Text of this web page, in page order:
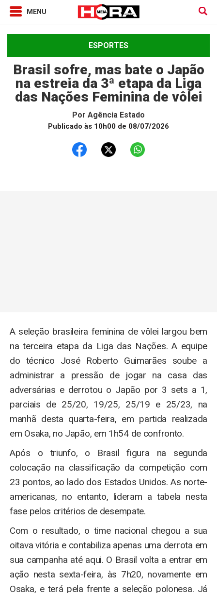
ESPORTES
Brasil sofre, mas bate o Japão
na estreia da 3ª etapa da Liga
das Nações Feminina de vôlei
Por Agência Estado
Publicado às 10h00 de 08/07/2026
A seleção brasileira feminina de vôlei largou bem
na terceira etapa da Liga das Nações. A equipe
do técnico José Roberto Guimarães soube a
administrar a pressão de jogar na casa das
adversárias e derrotou o Japão por 3 sets a 1,
parciais de 25/20, 19/25, 25/19 e 25/23, na
manhã desta quarta-feira, em partida realizada
em Osaka, no Japão, em 1h54 de confronto.
Após o triunfo, o Brasil figura na segunda
colocação na classificação da competição com
23 pontos, ao lado dos Estados Unidos. As norte-
americanas, no entanto, lideram a tabela nesta
fase pelos critérios de desempate.
Com o resultado, o time nacional chegou a sua
oitava vitória e contabiliza apenas uma derrota em
sua campanha até aqui. O Brasil volta a entrar em
ação nesta sexta-feira, às 7h20, novamente em
Osaka, e terá pela frente a seleção polonesa. Já